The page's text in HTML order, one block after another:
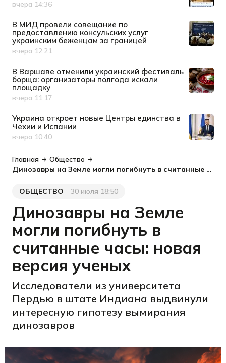
Дата публикации
вчера 14:36
В МИД провели совещание по
предоставлению консульских услуг
украинским беженцам за границей
Дата публикации
вчера 12:21
В Варшаве отменили украинский фестиваль
борща: организаторы полгода искали
площадку
Дата публикации
вчера 11:17
Украина откроет новые Центры единства в
Чехии и Испании
Дата публикации
вчера 10:40
Главная
Общество
Динозавры на Земле могли погибнуть в считанные часы: новая версия ученых
Категория
ОБЩЕСТВО
Дата публикации
30 июля 18:50
Динозавры на Земле
могли погибнуть в
считанные часы: новая
версия ученых
Исследователи из университета
Пердью в штате Индиана выдвинули
интересную гипотезу вымирания
динозавров